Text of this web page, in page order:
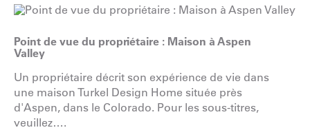
Point de vue du propriétaire : Maison à Aspen
Valley
Un propriétaire décrit son expérience de vie dans
une maison Turkel Design Home située près
d'Aspen, dans le Colorado. Pour les sous-titres,
veuillez….